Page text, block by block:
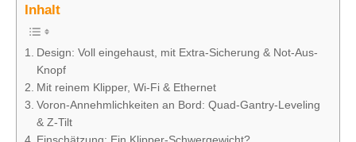
Inhalt
Design: Voll eingehaust, mit Extra-Sicherung & Not-Aus-
Knopf
Mit reinem Klipper, Wi-Fi & Ethernet
Voron-Annehmlichkeiten an Bord: Quad-Gantry-Leveling
& Z-Tilt